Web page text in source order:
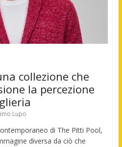
collezione che
la percezione
Lupo
di The Pitti Pool,
diversa da ciò che